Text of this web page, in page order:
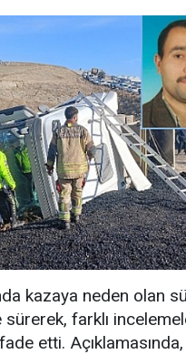
kazaya neden olan
farklı
etti.